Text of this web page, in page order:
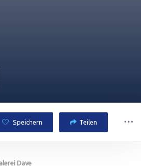
Speichern Teilen
Dave